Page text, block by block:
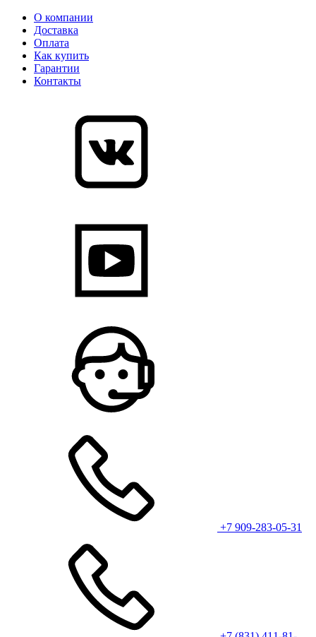
О компании
Доставка
Оплата
Как купить
Гарантии
Контакты
+7 909-283-05-31